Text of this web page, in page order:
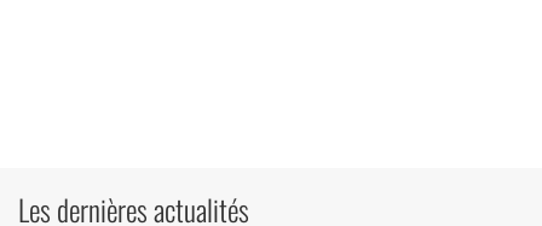
Les dernières actualités